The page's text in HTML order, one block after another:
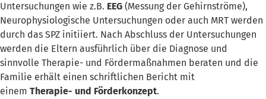
Untersuchungen wie z.B. EEG (Messung der Gehirnströme),
Neurophysiologische Untersuchungen oder auch MRT werden
durch das SPZ initiiert. Nach Abschluss der Untersuchungen
werden die Eltern ausführlich über die Diagnose und
sinnvolle Therapie- und Fördermaßnahmen beraten und die
Familie erhält einen schriftlichen Bericht mit
einem Therapie- und Förderkonzept.